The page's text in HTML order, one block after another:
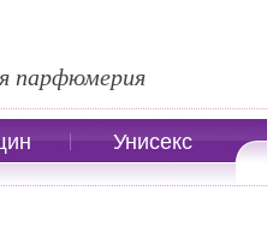
парфюмерия
Унисекс